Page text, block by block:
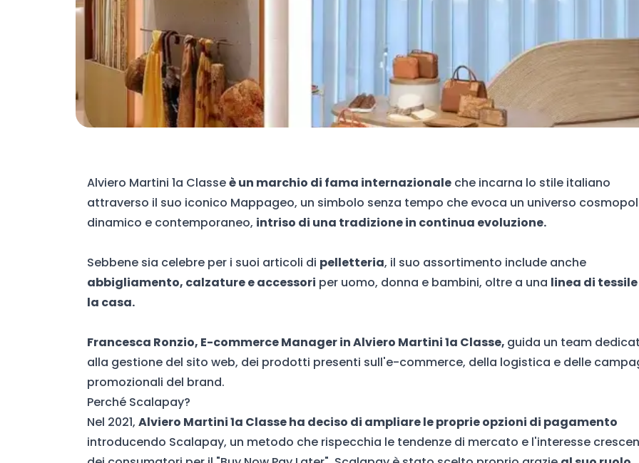
Alviero Martini 1a Classeè un marchio di fama internazionale che incarna lo stile italiano
attraverso il suo iconico Mappageo, un simbolo senza tempo che evoca un universo
dinamico e contemporaneo, intriso di una tradizione in continua evoluzione.
Sebbene sia celebre per i suoi articoli di pelletteria, il suo assortimento include anche
abbigliamento, calzature e accessori per uomo, donna e bambini, oltre a una linea di
la casa.
Francesca Ronzio, E-commerce Manager in Alviero Martini1a Classe, guida un team
alla gestione del sito web, dei prodotti presenti sull'e-commerce, della logistica e delle
promozionali del brand.
Perché Scalapay?
Nel 2021, Alviero Martini1a Classeha deciso di ampliare le proprie opzioni di pagamento
introducendo Scalapay, un metodo che rispecchia le tendenze di mercato e l'interesse